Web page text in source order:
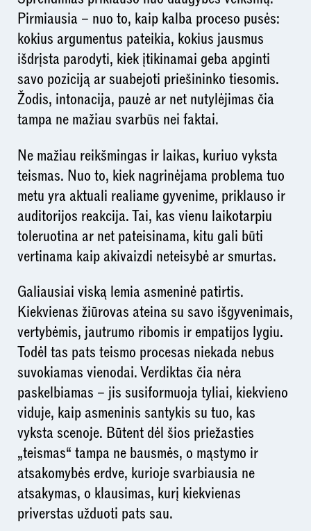
Pirmiausia – nuo to, kaip kalba proceso pusės:
kokius argumentus pateikia, kokius jausmus
išdrįsta parodyti, kiek įtikinamai geba apginti
savo poziciją ar suabejoti priešininko tiesomis.
Žodis, intonacija, pauzė ar net nutylėjimas čia
tampa ne mažiau svarbūs nei faktai.
Ne mažiau reikšmingas ir laikas, kuriuo vyksta
teismas. Nuo to, kiek nagrinėjama problema tuo
metu yra aktuali realiame gyvenime, priklauso ir
auditorijos reakcija. Tai, kas vienu laikotarpiu
toleruotina ar net pateisinama, kitu gali būti
vertinama kaip akivaizdi neteisybė ar smurtas.
Galiausiai viską lemia asmeninė patirtis.
Kiekvienas žiūrovas ateina su savo išgyvenimais,
vertybėmis, jautrumo ribomis ir empatijos lygiu.
Todėl tas pats teismo procesas niekada nebus
suvokiamas vienodai. Verdiktas čia nėra
paskelbiamas – jis susiformuoja tyliai, kiekvieno
viduje, kaip asmeninis santykis su tuo, kas
vyksta scenoje. Būtent dėl šios priežasties
„teismas“ tampa ne bausmės, o mąstymo ir
atsakomybės erdve, kurioje svarbiausia ne
atsakymas, o klausimas, kurį kiekvienas
priverstas užduoti pats sau.